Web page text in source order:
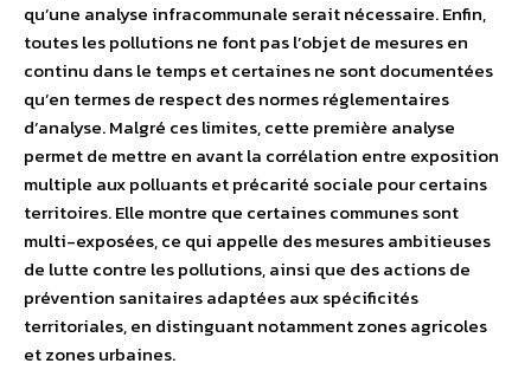
qu’une analyse infracommunale serait nécessaire. Enfin,
toutes les pollutions ne font pas l’objet de mesures en
continu dans le temps et certaines ne sont documentées
qu’en termes de respect des normes réglementaires
d’analyse. Malgré ces limites, cette première analyse
permet de mettre en avant la corrélation entre exposition
multiple aux polluants et précarité sociale pour certains
territoires. Elle montre que certaines communes sont
multi-exposées, ce qui appelle des mesures ambitieuses
de lutte contre les pollutions, ainsi que des actions de
prévention sanitaires adaptées aux spécificités
territoriales, en distinguant notamment zones agricoles
et zones urbaines.